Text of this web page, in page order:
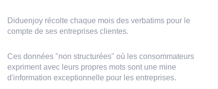
Diduenjoy récolte chaque mois des verbatims pour le
compte de ses entreprises clientes.
Ces données "non structurées" où les consommateurs
expriment avec leurs propres mots sont une mine
d'information exceptionnelle pour les entreprises.